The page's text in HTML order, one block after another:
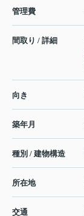
管理費
間取り / 詳細
向き
築年月
種別 / 建物構造
所在地
交通